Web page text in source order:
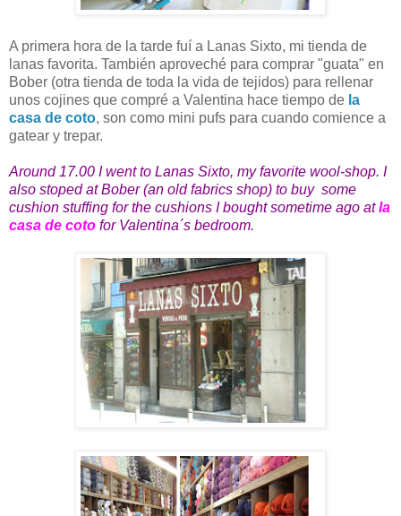
A primera hora de la tarde fuí a Lanas Sixto, mi tienda de
lanas favorita. También aproveché para comprar "guata" en
Bober (otra tienda de toda la vida de tejidos) para rellenar
unos cojines que compré a Valentina hace tiempo de la
casa de coto, son como mini pufs para cuando comience a
gatear y trepar.
Around 17.00 I went to Lanas Sixto, my favorite wool-shop. I
also stoped at Bober (an old fabrics shop) to buy some
cushion stuffing for the cushions I bought sometime ago atla
casa de coto for Valentina´s bedroom.